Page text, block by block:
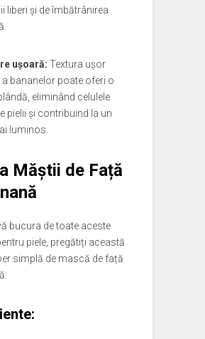
liberi și de îmbătrânirea
ușoară: Textura ușor
bananelor poate oferi o
eliminând celulele
pielii și contribuind la un
luminos.
Măștii de Față
bucura de toate aceste
piele, pregătiți această
simplă de mască de față